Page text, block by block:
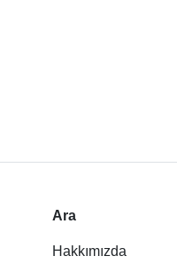
Ara
Hakkımızda